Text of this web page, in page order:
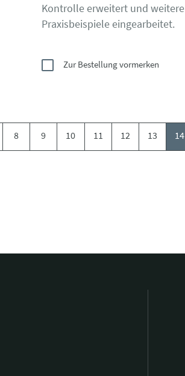
Kontrolle erweitert und weitere
Praxisbeispiele eingearbeitet.
Zur Bestellung vormerken
8 9 10 11 12 13 14